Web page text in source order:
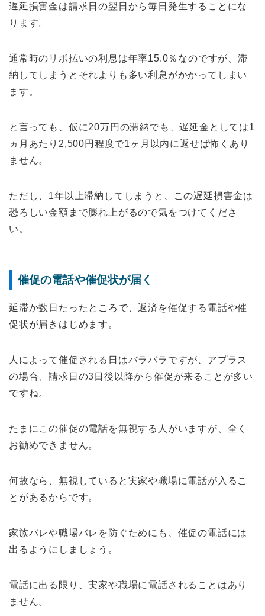
遅延損害金は請求日の翌日から毎日発生することにな
ります。
通常時のリボ払いの利息は年率15.0％なのですが、滞
納してしまうとそれよりも多い利息がかかってしまい
ます。
と言っても、仮に20万円の滞納でも、遅延金としては1
ヵ月あたり2,500円程度で1ヶ月以内に返せば怖くあり
ません。
ただし、1年以上滞納してしまうと、この遅延損害金は
恐ろしい金額まで膨れ上がるので気をつけてくださ
い。
催促の電話や催促状が届く
延滞か数日たったところで、返済を催促する電話や催
促状が届きはじめます。
人によって催促される日はバラバラですが、アプラス
の場合、請求日の3日後以降から催促が来ることが多い
ですね。
たまにこの催促の電話を無視する人がいますが、全く
お勧めできません。
何故なら、無視していると実家や職場に電話が入るこ
とがあるからです。
家族バレや職場バレを防ぐためにも、催促の電話には
出るようにしましょう。
電話に出る限り、実家や職場に電話されることはあり
ません。